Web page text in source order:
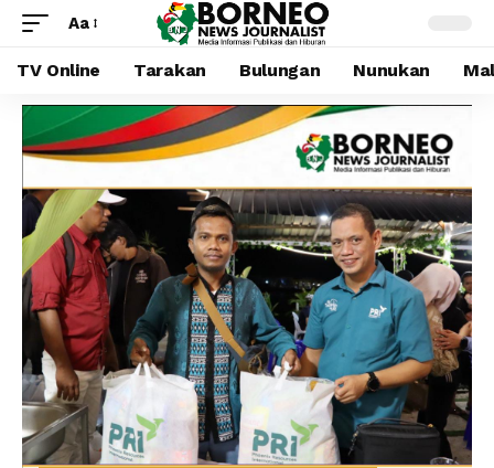
Aa
TV Online Tarakan Bulungan Nunukan